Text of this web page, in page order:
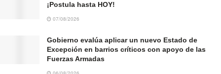
¡Postula hasta HOY!
07/08/2026
Gobierno evalúa aplicar un nuevo Estado de
Excepción en barrios críticos con apoyo de las
Fuerzas Armadas